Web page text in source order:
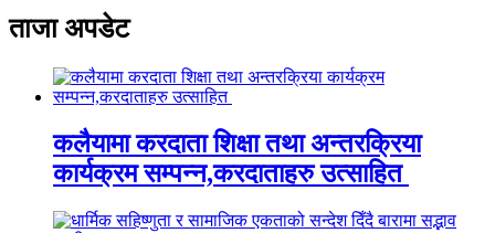
ताजा अपडेट
कलैयामा करदाता शिक्षा तथा अन्तरक्रिया
कार्यक्रम सम्पन्न,करदाताहरु उत्साहित